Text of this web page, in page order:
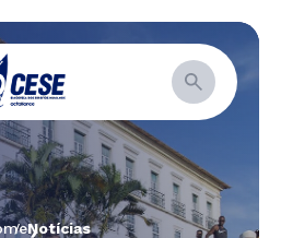
Notícias